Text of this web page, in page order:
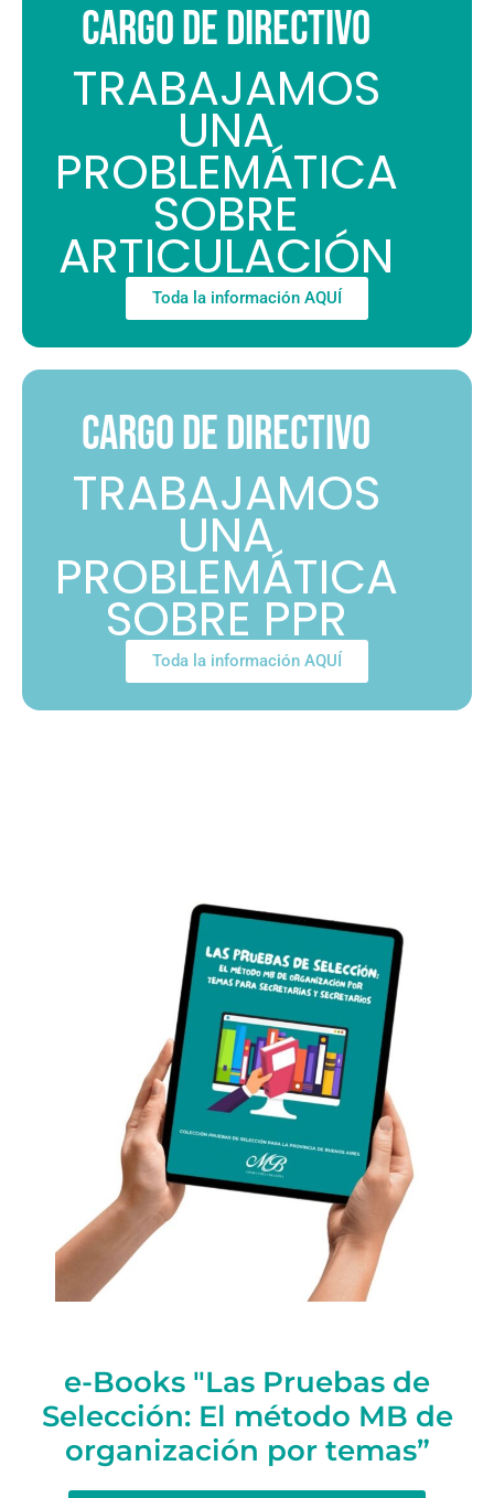
CARGO DE DIRECTIVO
TRABAJAMOS
UNA
PROBLEMÁTICA
SOBRE
ARTICULACIÓN
Toda la información AQUÍ
CARGO DE DIRECTIVO
TRABAJAMOS
UNA
PROBLEMÁTICA
SOBRE PPR
Toda la información AQUÍ
e-Books "Las Pruebas de
Selección: El método MB de
organización por temas”